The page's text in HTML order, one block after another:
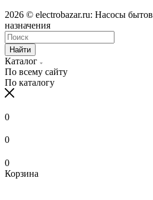
2026 © electrobazar.ru: Насосы
назначения
Найти
Каталог
По всему сайту
По каталогу
0
0
0
Корзина